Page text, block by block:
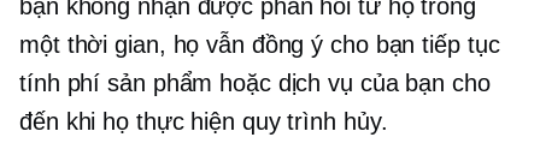
bạn không nhận được phản hồi từ họ trong
một thời gian, họ vẫn đồng ý cho bạn tiếp tục
tính phí sản phẩm hoặc dịch vụ của bạn cho
đến khi họ thực hiện quy trình hủy.